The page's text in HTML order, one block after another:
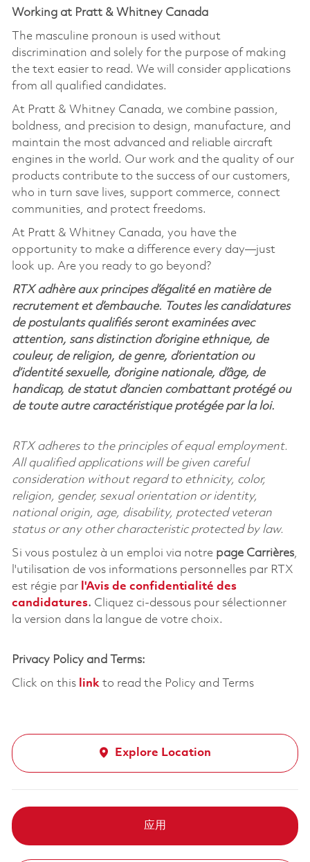
Working at Pratt & Whitney Canada
The masculine pronoun is used without
discrimination and solely for the purpose of making
the text easier to read. We will consider applications
from all qualified candidates.
At Pratt & Whitney Canada, we combine passion,
boldness, and precision to design, manufacture, and
maintain the most advanced and reliable aircraft
engines in the world. Our work and the quality of our
products contribute to the success of our customers,
who in turn save lives, support commerce, connect
communities, and protect freedoms.
At Pratt & Whitney Canada, you have the
opportunity to make a difference every day—just
look up. Are you ready to go beyond?
RTX adhère aux principes d’égalité en matière de
recrutement et d’embauche. Toutes les candidatures
de postulants qualifiés seront examinées avec
attention, sans distinction d’origine ethnique, de
couleur, de religion, de genre, d’orientation ou
d’identité sexuelle, d’origine nationale, d’âge, de
handicap, de statut d’ancien combattant protégé ou
de toute autre caractéristique protégée par la loi.
RTX adheres to the principles of equal employment.
All qualified applications will be given careful
consideration without regard to ethnicity, color,
religion, gender, sexual orientation or identity,
national origin, age, disability, protected veteran
status or any other characteristic protected by law.
Si vous postulez à un emploi via notre page Carrières,
l'utilisation de vos informations personnelles par RTX
est régie par l'Avis de confidentialité des
candidatures. Cliquez ci-dessous pour sélectionner
la version dans la langue de votre choix.
Privacy Policy and Terms:
Click on this linkto read the Policy and Terms
Explore Location
应用